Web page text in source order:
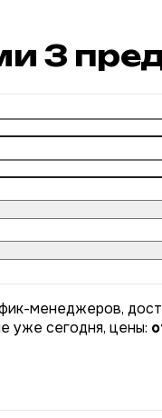
3
менеджеров,
уже сегодня, цены: